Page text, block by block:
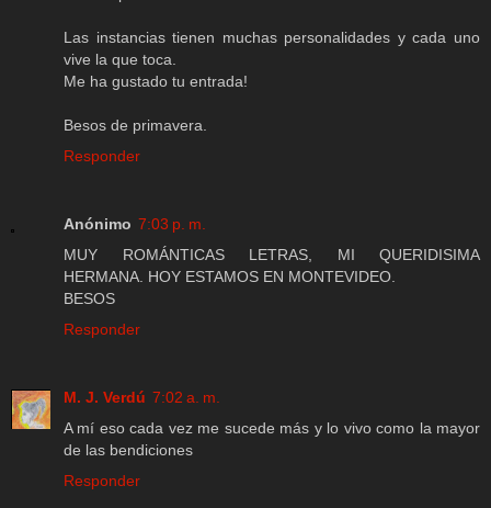
Las instancias tienen muchas personalidades y cada uno
vive la que toca.
Me ha gustado tu entrada!
Besos de primavera.
Responder
Anónimo 7:03 p. m.
MUY ROMÁNTICAS LETRAS, MI QUERIDISIMA
HERMANA. HOY ESTAMOS EN MONTEVIDEO.
BESOS
Responder
M. J. Verdú 7:02 a. m.
A mí eso cada vez me sucede más y lo vivo como la mayor
de las bendiciones
Responder